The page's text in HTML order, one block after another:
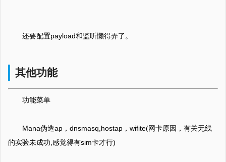
还要配置payload和监听懒得弄了。
其他功能
功能菜单
Mana伪造ap，dnsmasq,hostap，wifite(网卡原因，有关无线
的实验未成功,感觉得有sim卡才行)